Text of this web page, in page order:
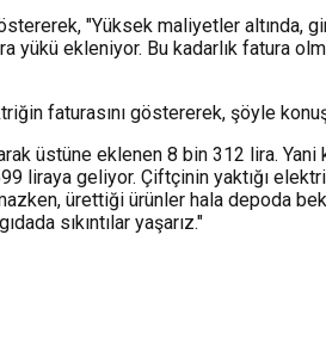
"Yüksek maliyetler altında,
ekleniyor. Bu kadarlık fatura
faturasını göstererek, şöyle
üstüne eklenen 8 bin 312 lira.
liraya geliyor. Çiftçinin yaktığı
ürettiği ürünler hala depoda
sıkıntılar yaşarız."